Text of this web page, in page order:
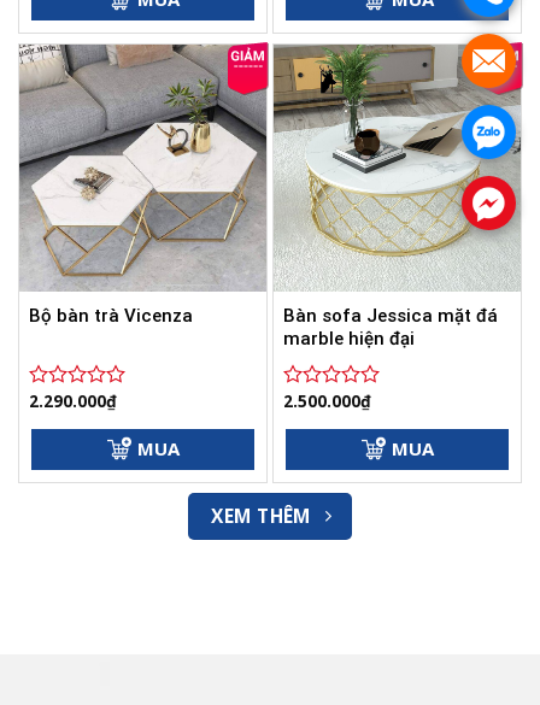
5
sao
5
sao
Bộ bàn trà Vicenza
Được
5
2.290.000₫
MUA
Bàn sofa Jessica mặt đá
marble hiện đại
Được
5
sao
2.500.000₫
MUA
XEM THÊM
.
.
.